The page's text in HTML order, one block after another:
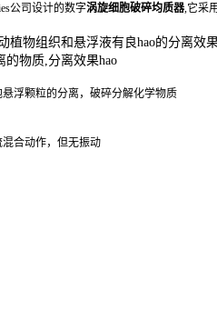
公司设计的数字涡旋细胞破碎均质器,它采
植物组织和悬浮液有良hao的分离效
的物质,分离效果hao
浮颗粒的分离，破碎分解化学物质
合动作，但无振动